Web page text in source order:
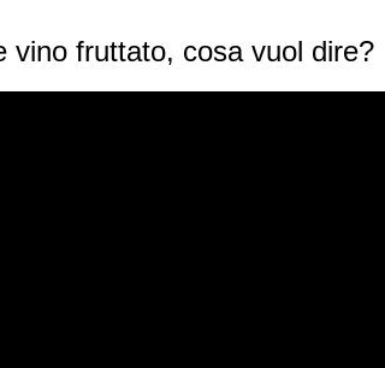
vino fruttato, cosa vuol dire?